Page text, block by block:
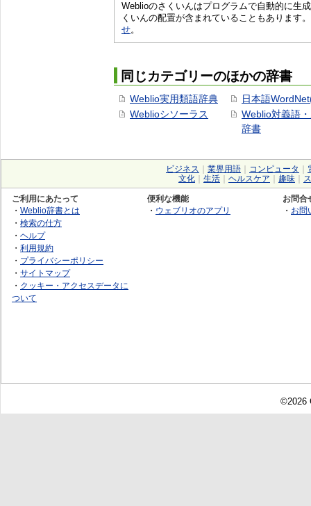
Weblioのさくいんはプログラムで自動的に生
くいんの配置が含まれていることもあります
せ。
同じカテゴリーのほかの辞書
Weblio実用類語辞典
Weblioシソーラス
日本語
Weblio対義語
辞書
ビジネス 業界用語 コンピュータ
文化
生活 ヘルスケア 趣味
ご利用にあたって
・ Weblio辞書とは
・ 検索の仕方
・ ヘルプ
・ 利用規約
・ プライバシーポリシー
・ サイトマップ
・ クッキー・アクセスデータに
ついて
便利な機能
・ ウェブリオのアプリ
お問合
・ お問
©2026